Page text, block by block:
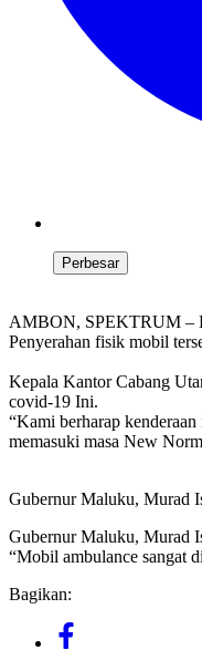
Perbesar
AMBON, SPEKTRUM –
Penyerahan fisik mobil
Kepala Kantor Cabang
covid-19 Ini.
“Kami berharap
memasuki masa New
Gubernur Maluku, Murad
Gubernur Maluku, Murad
“Mobil ambulance sangat
Bagikan: